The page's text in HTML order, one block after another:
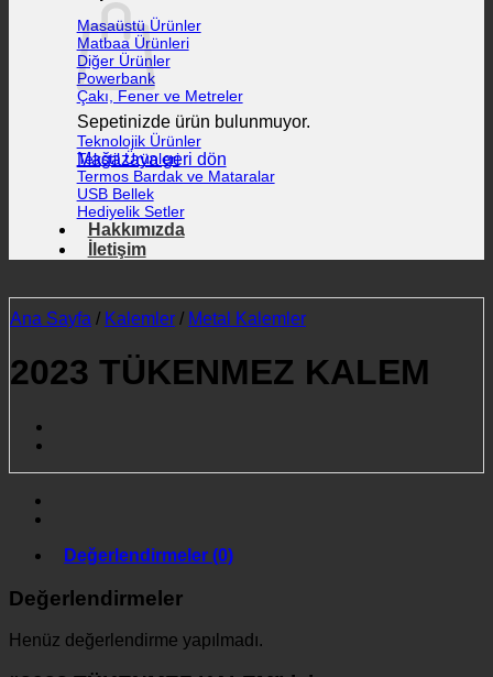
Sepetinizde ürün bulunmuyor.
Mağazaya geri dön
Masaüstü Ürünler
Matbaa Ürünleri
Diğer Ürünler
Powerbank
Çakı, Fener ve Metreler
Teknolojik Ürünler
Tekstil Ürünleri
Termos Bardak ve Mataralar
USB Bellek
Hediyelik Setler
Hakkımızda
İletişim
Ana Sayfa / Kalemler / Metal Kalemler
2023 TÜKENMEZ KALEM
Değerlendirmeler (0)
Değerlendirmeler
Henüz değerlendirme yapılmadı.